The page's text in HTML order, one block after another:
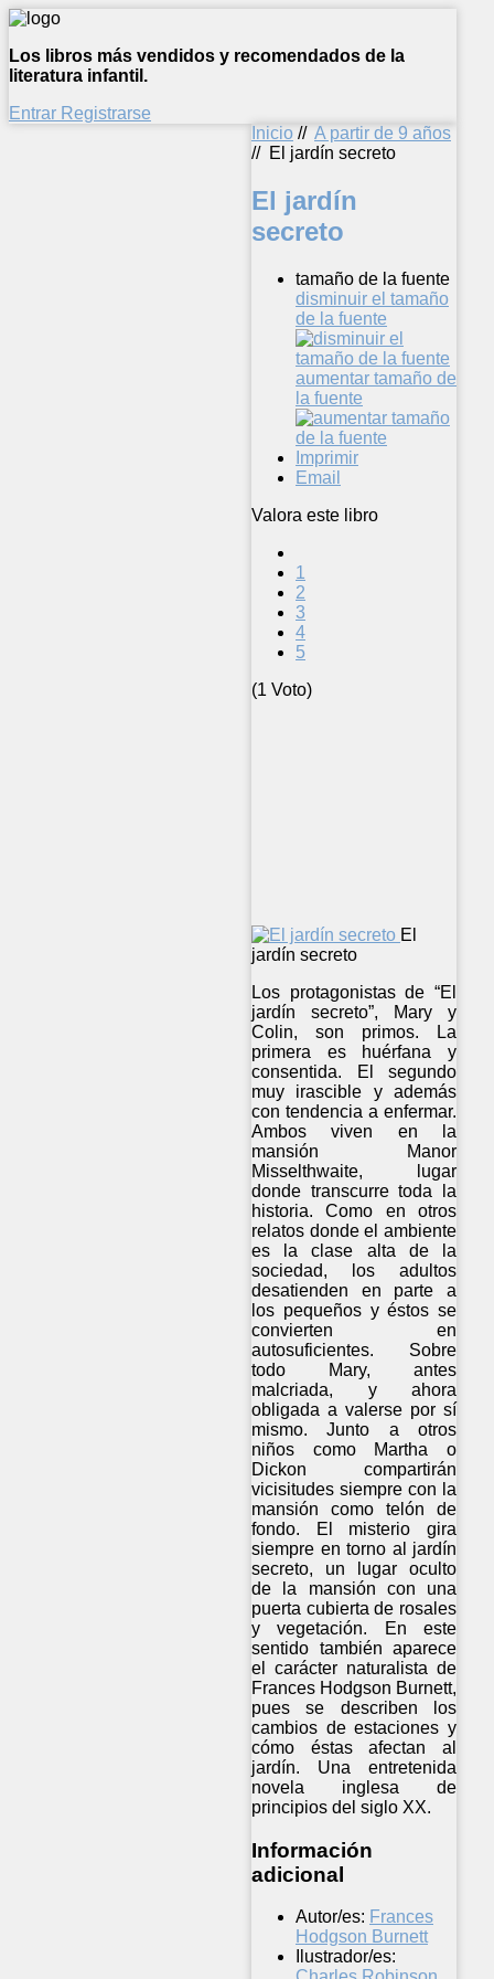
Los libros más vendidos y recomendados de la
literatura infantil.
Entrar Registrarse
Inicio // A partir de 9 años
// El jardín secreto
El jardín
secreto
tamaño de la fuente
disminuir el tamaño
de la fuente
aumentar tamaño de
la fuente
Imprimir
Email
Valora este libro
1
2
3
4
5
(1 Voto)
El
jardín secreto
Los protagonistas de “El
jardín secreto”, Mary y
Colin, son primos. La
primera es huérfana y
consentida. El segundo
muy irascible y además
con tendencia a enfermar.
Ambos viven en la
mansión Manor
Misselthwaite, lugar
donde transcurre toda la
historia. Como en otros
relatos donde el ambiente
es la clase alta de la
sociedad, los adultos
desatienden en parte a
los pequeños y éstos se
convierten en
autosuficientes. Sobre
todo Mary, antes
malcriada, y ahora
obligada a valerse por sí
mismo. Junto a otros
niños como Martha o
Dickon compartirán
vicisitudes siempre con la
mansión como telón de
fondo. El misterio gira
siempre en torno al jardín
secreto, un lugar oculto
de la mansión con una
puerta cubierta de rosales
y vegetación. En este
sentido también aparece
el carácter naturalista de
Frances Hodgson Burnett,
pues se describen los
cambios de estaciones y
cómo éstas afectan al
jardín. Una entretenida
novela inglesa de
principios del siglo XX.
Información
adicional
Autor/es: Frances
Hodgson Burnett
Ilustrador/es: